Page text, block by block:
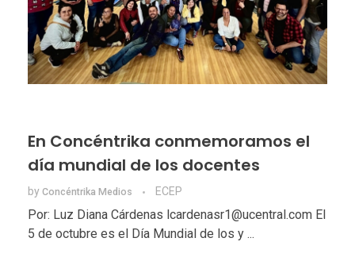
En Concéntrika conmemoramos el
día mundial de los docentes
by Concéntrika Medios ECEP
Por: Luz Diana Cárdenas lcardenasr1@ucentral.com El
5 de octubre es el Día Mundial de los y ...